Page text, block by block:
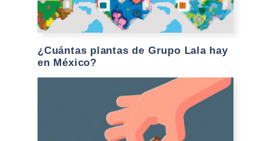
¿Cuántas plantas de Grupo Lala hay
en México?